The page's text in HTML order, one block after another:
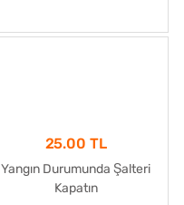
25.00 TL
Yangın Durumunda Şalteri
Kapatın